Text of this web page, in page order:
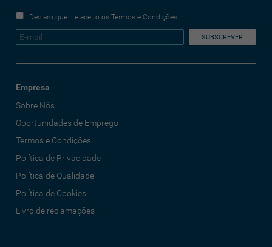
Declaro que li e aceito os Termos e Condições
Empresa
Sobre Nós
Oportunidades de Emprego
Termos e Condições
Política de Privacidade
Política de Qualidade
Política de Cookies
Livro de reclamações